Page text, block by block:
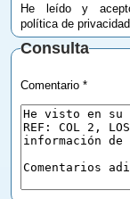
He leído y
política de privacidad
Consulta
Comentario *